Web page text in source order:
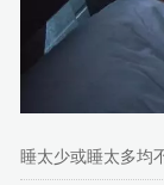
睡太少或睡太多均